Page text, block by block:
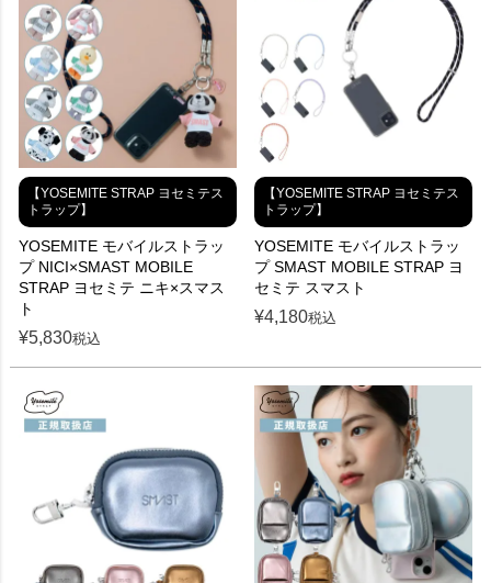
【YOSEMITE STRAP ヨセミテス
トラップ】
YOSEMITE モバイルストラッ
プ NICI×SMAST MOBILE
STRAP ヨセミテ ニキ×スマス
ト
¥5,830税込
【YOSEMITE STRAP ヨセミテス
トラップ】
YOSEMITE モバイルストラッ
プ SMAST MOBILE STRAP ヨ
セミテ スマスト
¥4,180税込